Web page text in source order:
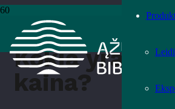
Kokia yra melo kaina?
Kokia yra
kaina?